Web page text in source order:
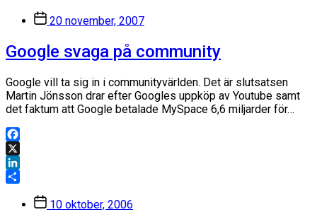
Inläggsdatum
20 november, 2007
Google svaga på community
Google vill ta sig in i communityvärlden. Det är slutsatsen
Martin Jönsson drar efter Googles uppköp av Youtube samt
det faktum att Google betalade MySpace 6,6 miljarder för…
Facebook
X
LinkedIn
Inläggsdatum
10 oktober, 2006